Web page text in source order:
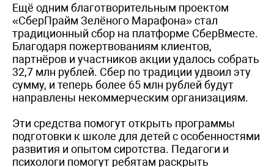
Ещё одним благотворительным проектом
«СберПрайм Зелёного Марафона» стал
традиционный сбор на платформе СберВместе.
Благодаря пожертвованиям клиентов,
партнёров и участников акции удалось собрать
32,7 млн рублей. Сбер по традиции удвоил эту
сумму, и теперь более 65 млн рублей будут
направлены некоммерческим организациям.
Эти средства помогут открыть программы
подготовки к школе для детей с особенностями
развития и опытом сиротства. Педагоги и
психологи помогут ребятам раскрыть